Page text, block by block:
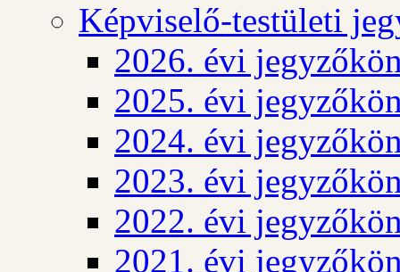
Képviselő-testületi
2026. évi
2025. évi
2024. évi
2023. évi
2022. évi
2021. évi